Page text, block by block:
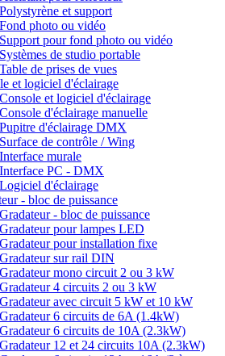
Polystyrène et support
Fond photo ou vidéo
Support pour fond photo ou vidéo
Systèmes de studio portable
Table de prises de vues
et logiciel d'éclairage
Console et logiciel d'éclairage
Console d'éclairage manuelle
Pupitre d'éclairage DMX
Surface de contrôle / Wing
Interface murale
Interface PC - DMX
Logiciel d'éclairage
- bloc de puissance
Gradateur - bloc de puissance
Gradateur pour lampes LED
Gradateur pour installation fixe
Gradateur sur rail DIN
Gradateur mono circuit 2 ou 3 kW
Gradateur 4 circuits 2 ou 3 kW
Gradateur avec circuit 5 kW et 10 kW
Gradateur 6 circuits de 6A (1.4kW)
Gradateur 6 circuits de 10A (2.3kW)
Gradateur 12 et 24 circuits 10A (2.3kW)